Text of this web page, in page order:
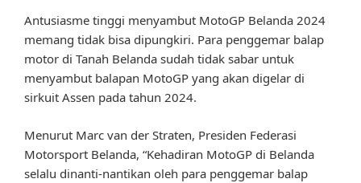
Antusiasme tinggi menyambut MotoGP Belanda 2024
memang tidak bisa dipungkiri. Para penggemar balap
motor di Tanah Belanda sudah tidak sabar untuk
menyambut balapan MotoGP yang akan digelar di
sirkuit Assen pada tahun 2024.
Menurut Marc van der Straten, Presiden Federasi
Motorsport Belanda, “Kehadiran MotoGP di Belanda
selalu dinanti-nantikan oleh para penggemar balap